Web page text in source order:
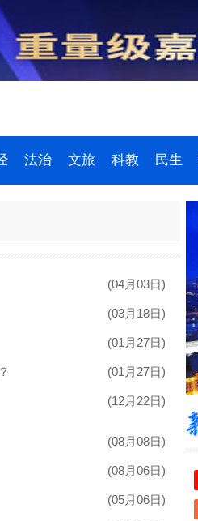
法治 文旅 科教 民生
(04月03日)
(03月18日)
(01月27日)
(01月27日)
(12月22日)
(08月08日)
(08月06日)
(05月06日)